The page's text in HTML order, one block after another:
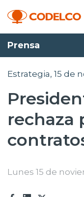
Transparencia activa
Sustentabilidad
Innovación
Prensa
Estrategia, 15 de
rechaza
Lunes 15 de